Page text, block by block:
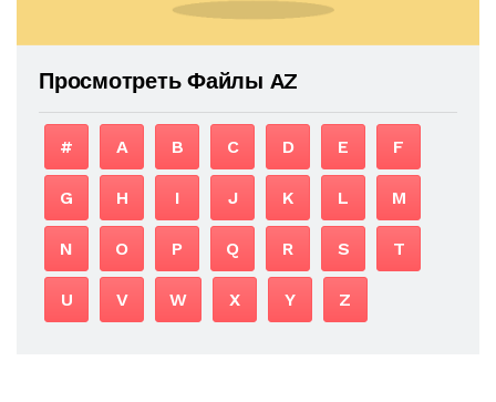
Просмотреть Файлы AZ
# A B C D E F
G H I J K L M
N O P Q R S T
U V W X Y Z